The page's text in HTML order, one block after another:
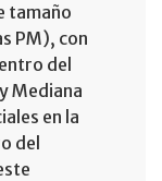
tamaño
PM), con
del
Mediana
en la
del